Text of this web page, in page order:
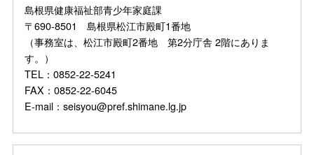
島根県健康福祉部青少年家庭課
〒690-8501 島根県松江市殿町1番地
（事務室は、松江市殿町2番地 第2分庁舎 2階にありま
す。）
TEL：0852-22-5241
FAX：0852-22-6045
E-mail：seisyou@pref.shimane.lg.jp